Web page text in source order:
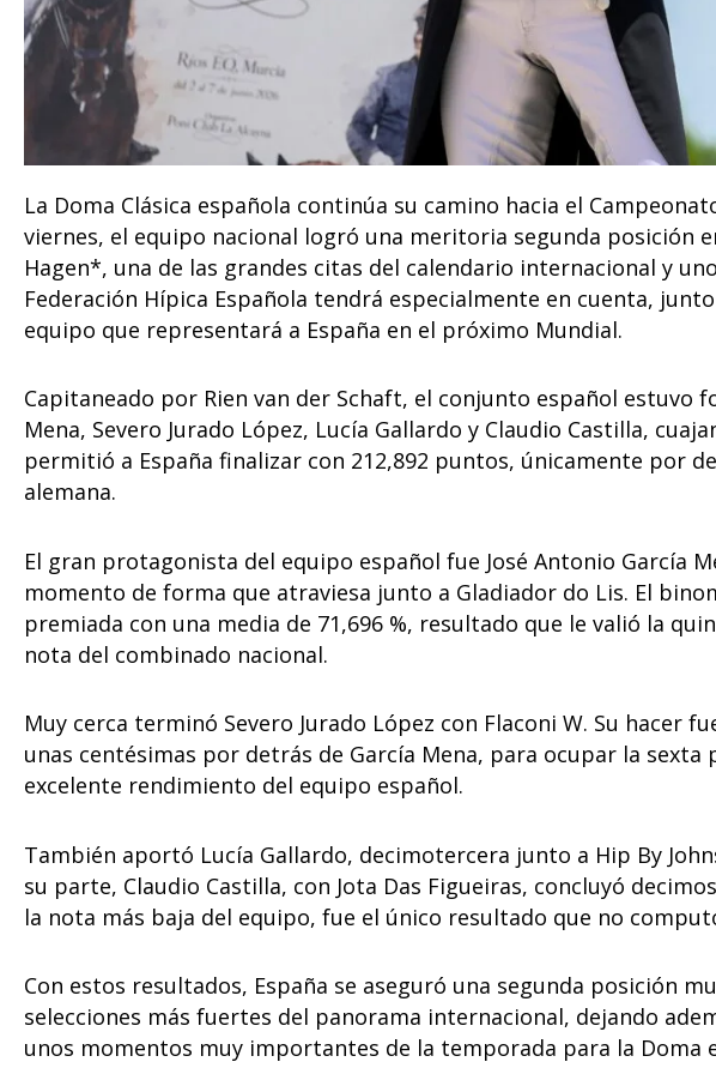
La Doma Clásica española continúa su camino hacia el
viernes, el equipo nacional logró una meritoria segunda posición
Hagen*, una de las grandes citas del calendario internacional y
Federación Hípica Española tendrá especialmente en cuenta,
equipo que representará a España en el próximo Mundial.
Capitaneado por Rien van der Schaft, el conjunto español estuvo
Mena, Severo Jurado López, Lucía Gallardo y Claudio Castilla,
permitió a España finalizar con 212,892 puntos, únicamente por
alemana.
El gran protagonista del equipo español fue José Antonio García
momento de forma que atraviesa junto a Gladiador do Lis. El
premiada con una media de 71,696 %, resultado que le valió la
nota del combinado nacional.
Muy cerca terminó Severo Jurado López con Flaconi W. Su hacer
unas centésimas por detrás de García Mena, para ocupar la
excelente rendimiento del equipo español.
También aportó Lucía Gallardo, decimotercera junto a Hip By
su parte, Claudio Castilla, con Jota Das Figueiras, concluyó
la nota más baja del equipo, fue el único resultado que no
Con estos resultados, España se aseguró una segunda posición
selecciones más fuertes del panorama internacional, dejando
unos momentos muy importantes de la temporada para la Doma